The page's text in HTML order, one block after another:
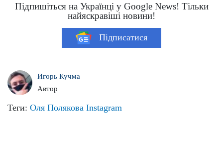
Підпишіться на Українці у Google News! Тільки
найяскравіші новини!
Підписатися
Игорь Кучма
Автор
Теги: Оля Полякова Instagram